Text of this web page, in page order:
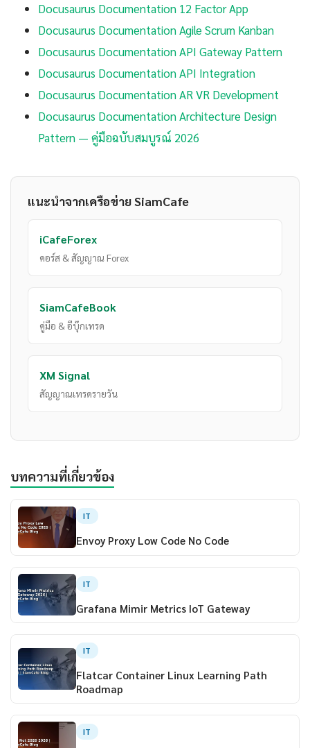
Docusaurus Documentation 12 Factor App
Docusaurus Documentation Agile Scrum Kanban
Docusaurus Documentation API Gateway Pattern
Docusaurus Documentation API Integration
Docusaurus Documentation AR VR Development
Docusaurus Documentation Architecture Design
Pattern — คู่มือฉบับสมบูรณ์ 2026
แนะนำจากเครือข่าย SiamCafe
iCafeForex
คอร์ส & สัญญาณ Forex
SiamCafeBook
คู่มือ & อีบุ๊กเทรด
XM Signal
สัญญาณเทรดรายวัน
บทความที่เกี่ยวข้อง
IT
Envoy Proxy Low Code No Code
IT
Grafana Mimir Metrics IoT Gateway
IT
Flatcar Container Linux Learning Path
Roadmap
IT